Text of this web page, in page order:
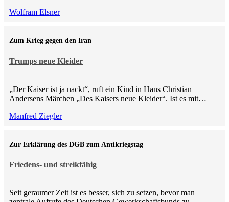
Wolfram Elsner
Trumps neue Kleider
Zum Krieg gegen den Iran
„Der Kaiser ist ja nackt“, ruft ein Kind in Hans Christian
Andersens Märchen „Des Kaisers neue Kleider“. Ist es mit…
Manfred Ziegler
Friedens- und streikfähig
Zur Erklärung des DGB zum Antikriegstag
Seit geraumer Zeit ist es besser, sich zu setzen, bevor man